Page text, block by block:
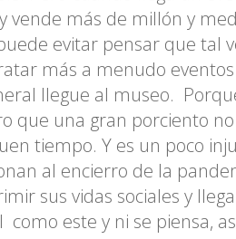
y vende más de millón y
evitar pensar que tal
más a menudo
llegue al museo.
que una gran porciento
tiempo. Y es un poco
al encierro de la
sus vidas sociales y
este y ni se piensa,